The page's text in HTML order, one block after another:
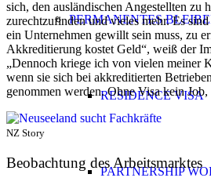
PERMANENTES
RESIDENCE VISA
PARTNERSHIP
sich, den ausländischen Angestellten zu
zurechtzufinden und vieles mehr. Es
ein Unternehmen gewillt sein muss, zu
Akkreditierung kostet Geld“, weiß der
„Dennoch kriege ich von vielen meiner
wenn sie sich bei akkreditierten
genommen werden. Ohne Visa kein
NZ Story
Beobachtung des Arbeitsmarktes